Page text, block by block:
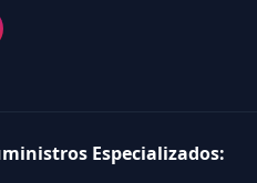
Especializados: